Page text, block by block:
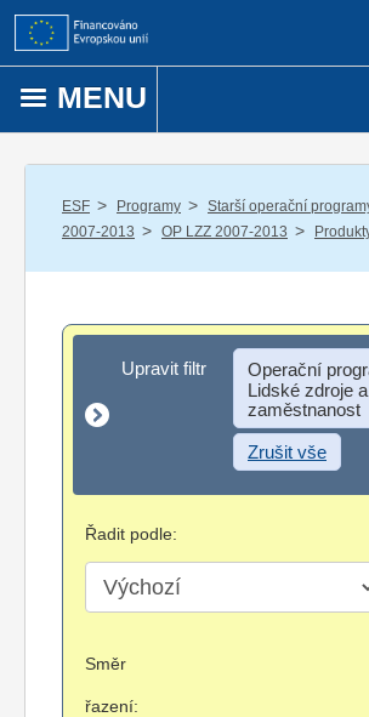
Přejít k obsahu
MENU
ESF / Programy / Starší operační
2007-2013 / OP LZZ 2007-2013 /
Upravit filtr
Upravit filtr
Operační
Lidské zdroje a
zaměstnanost
Zrušit vše
Řadit podle:
Směr
řazení: